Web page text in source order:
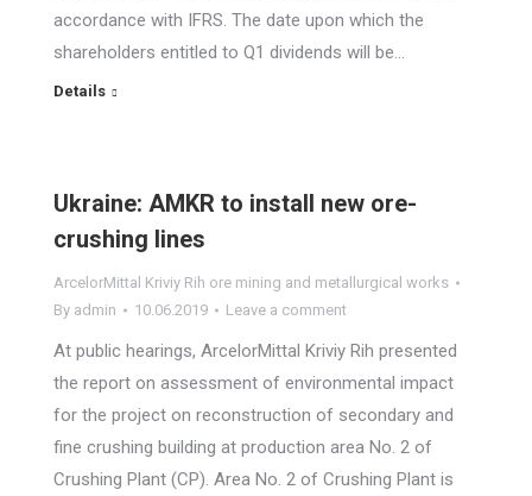
accordance with IFRS. The date upon which the
shareholders entitled to Q1 dividends will be…
Details
Ukraine: AMKR to install new ore-
crushing lines
ArcelorMittal Kriviy Rih ore mining and metallurgical works
By admin 10.06.2019 Leave a comment
At public hearings, ArcelorMittal Kriviy Rih presented
the report on assessment of environmental impact
for the project on reconstruction of secondary and
fine crushing building at production area No. 2 of
Crushing Plant (CP). Area No. 2 of Crushing Plant is